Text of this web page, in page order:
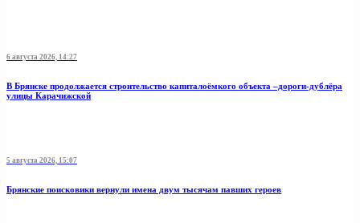
6 августа 2026, 14:27
В Брянске продолжается строительство капиталоёмкого объекта –дороги-дублёра
улицы Карачижской
5 августа 2026, 15:07
Брянские поисковики вернули имена двум тысячам павших героев